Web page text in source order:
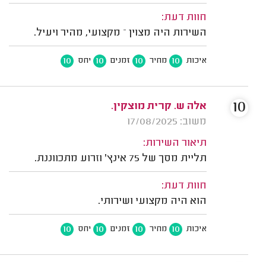
חוות דעת:
השירות היה מצוין – מקצועי, מהיר ויעיל.
איכות 10 מחיר 10 זמנים 10 יחס 10
אלה ש. קרית מוצקין.
משוב: 17/08/2025
תיאור השירות:
תליית מסך של 75 אינץ' וזרוע מתכווננת.
חוות דעת:
הוא היה מקצועי ושירותי.
איכות 10 מחיר 10 זמנים 10 יחס 10
10